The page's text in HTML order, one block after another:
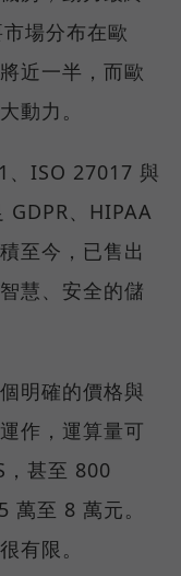
場分布在歐
近一半，而歐
動力。
、ISO 27017 與
GDPR、HIPAA
至今，已售出
慧、安全的儲
明確的價格與
作，運算量可
，甚至 800
萬至 8 萬元。
有限。